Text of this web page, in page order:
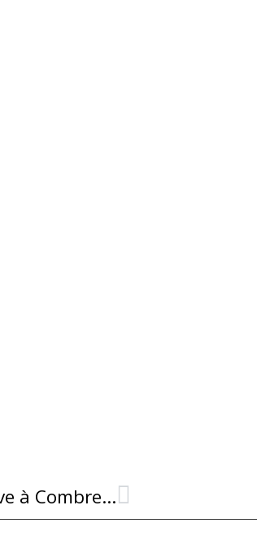
Dimanche 26 octobre — Après-midi festive à Combret pour la traditionnelle CASTAGNADE